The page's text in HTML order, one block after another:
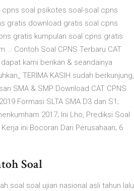
soal psikotes soal-soal cpns
gratis download gratis soal cpns
gratis kumpulan soal cpns gratis
… Contoh Soal CPNS Terbaru CAT
kami berikan & seandainya
TERIMA KASIH sudah berkunjung,
SMA & SMP Download CAT CPNS
Formasi SLTA SMA D3 dan S1;
2017; Ini Lho, Prediksi Soal
ini Bocoran Dari Perusahaan; 6
Soal
soal soal ujian nasional asli tahun lalu